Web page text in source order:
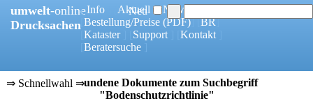
umwelt-online
Drucksachen
[Info Aktuell ] [News
[ Bestellung/Preise (PDF)] [BR]
Kataster] [ Support] [ Kontakt]
Beratersuche]
Neu
10 gefundene Dokumente zum Suchbegriff
"Bodenschutzrichtlinie"
⇒ Schnellwahl ⇒